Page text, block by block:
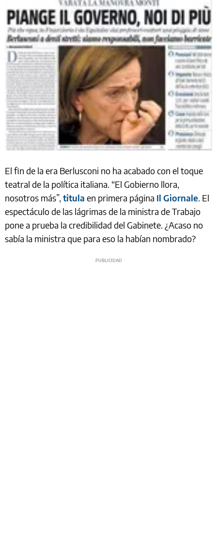
El fin de la era Berlusconi no ha acabado con el toque
teatral de la política italiana. “El Gobierno llora,
nosotros más”, titula en primera página Il Giornale. El
espectáculo de las lágrimas de la ministra de Trabajo
pone a prueba la credibilidad del Gabinete. ¿Acaso no
sabía la ministra que para eso la habían nombrado?